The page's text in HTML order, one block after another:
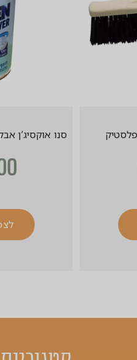
סנו אוקסיג’ן